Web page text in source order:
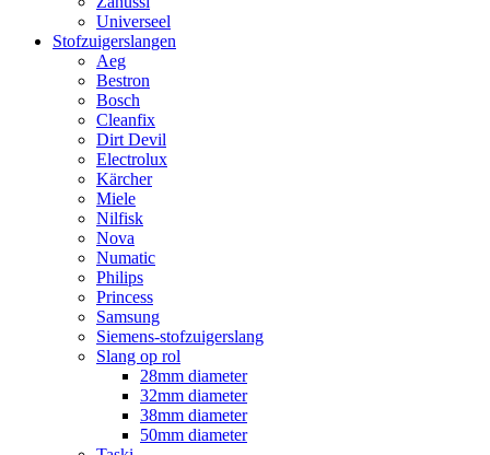
Universeel
Stofzuigerslangen
Aeg
Bestron
Bosch
Cleanfix
Dirt Devil
Electrolux
Kärcher
Miele
Nilfisk
Nova
Numatic
Philips
Princess
Samsung
Siemens-stofzuigerslang
Slang op rol
28mm diameter
32mm diameter
38mm diameter
50mm diameter